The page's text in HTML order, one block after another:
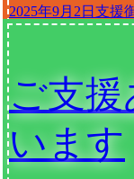
2025年9月2日 支援
ご支
います